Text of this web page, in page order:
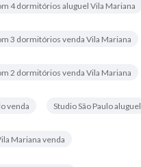
4 dormitórios aluguel Vila Mariana
3 dormitórios venda Vila Mariana
2 dormitórios venda Vila Mariana
venda Studio São Paulo aluguel
Mariana venda